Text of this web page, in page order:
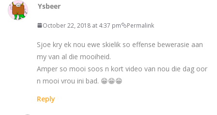
Ysbeer
October 22, 2018 at 4:37 pm Permalink
Sjoe kry ek nou ewe skielik so effense bewerasie aan
my van al die mooiheid.
Amper so mooi soos n kort video van nou die dag oor
n mooi vrou ini bad. 😁😁😁
Reply